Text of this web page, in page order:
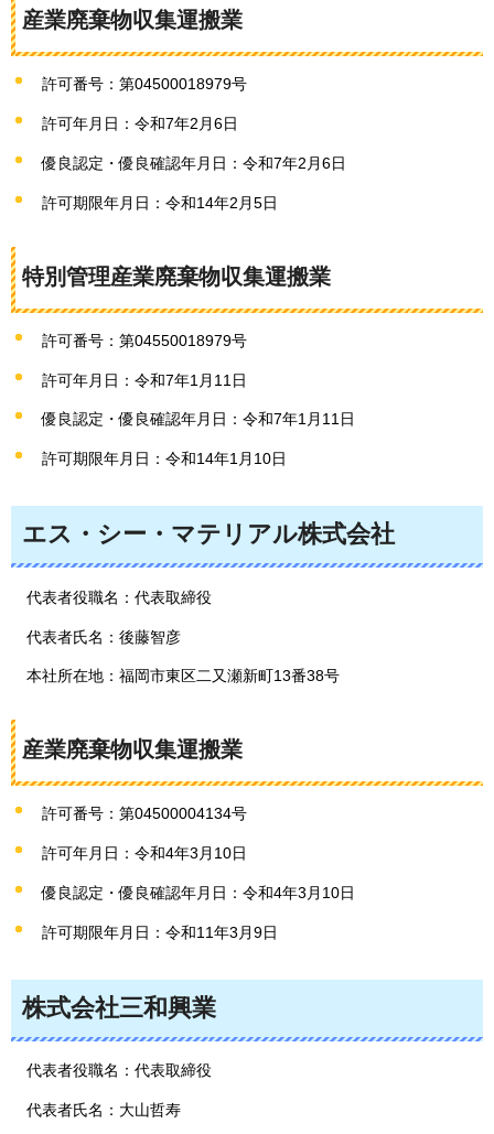
産業廃棄物収集運搬業
許可番号：第04500018979号
許可年月日：令和7年2月6日
優良認定・優良確認年月日：令和7年2月6日
許可期限年月日：令和14年2月5日
特別管理産業廃棄物収集運搬業
許可番号：第04550018979号
許可年月日：令和7年1月11日
優良認定・優良確認年月日：令和7年1月11日
許可期限年月日：令和14年1月10日
エス・シー・マテリアル株式会社
代表者役職名：代表取締役
代表者氏名：後藤智彦
本社所在地：福岡市東区二又瀬新町13番38号
産業廃棄物収集運搬業
許可番号：第04500004134号
許可年月日：令和4年3月10日
優良認定・優良確認年月日：令和4年3月10日
許可期限年月日：令和11年3月9日
株式会社三和興業
代表者役職名：代表取締役
代表者氏名：大山哲寿